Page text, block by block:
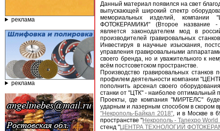
реклама
реклама
Данный материал появился на свет
выпускающей широкий спектр
мемориальных изделий,
ФОТОКЕРАМИКИ" (Второе название -
является законодателем мод в
производителей гравировальных
Инвестируя в научные изыскания,
управления гравировальными
своего бренда, но и уважительного к
всём постсоветском пространстве.
Производство гравировальных
профилем деятельности компании
пополнить арсенал своего
станки от "ЦТК" - наиболее оптимальный
Проекты, где компания "МИРТЕЛС"
ударным и лазерным способом в скором
"Некрополь-Байкал 2018", и в Москве в
пространстве "Некрополь - Tanexpo
стенд "ЦЕНТРА ТЕХНОЛОГИЙ